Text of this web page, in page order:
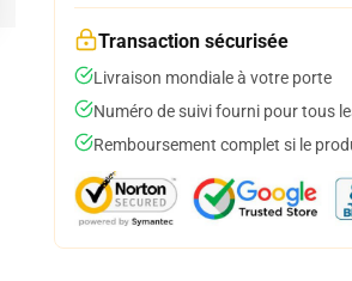
Transaction sécurisée
Livraison mondiale à votre porte
Numéro de suivi fourni pour tous
Remboursement complet si le